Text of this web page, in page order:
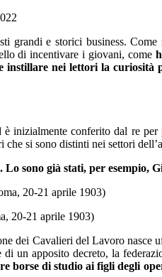
e storici business.
di incentivare i giovani, come
instillare nei lettori la
conferito dal re
si sono distinti nei settori
sono già stati, per
20-21 aprile 1903)
dei Cavalieri del Lavoro
un apposito decreto, la
borse di studio ai figli degli